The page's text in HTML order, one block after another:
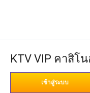
KTV VIP คาสิโ
เข้าสู่ระบบ